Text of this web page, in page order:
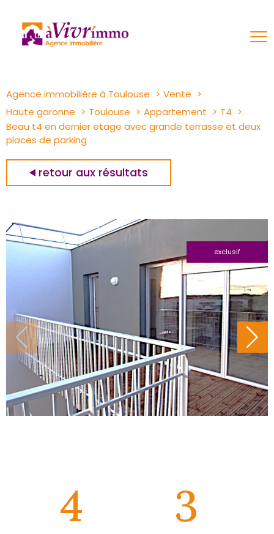
Agence immobilière à Toulouse
Vente
Haute garonne
Toulouse Appartement
T4
Beau t4 en dernier etage avec grande terrasse et deux
places de parking
retour aux résultats
exclusif
4 3